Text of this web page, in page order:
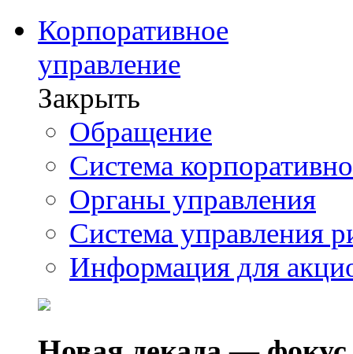
Корпоративное
управление
Закрыть
Обращение
Система
Органы управления
Система управления
Информация для